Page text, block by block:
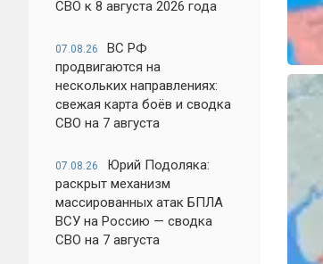
СВО к 8 августа 2026 года
07.08.26
ВС РФ
продвигаются на
нескольких направлениях:
свежая карта боёв и сводка
СВО на 7 августа
07.08.26
Юрий Подоляка:
раскрыт механизм
массированных атак БПЛА
ВСУ на Россию — сводка
СВО на 7 августа